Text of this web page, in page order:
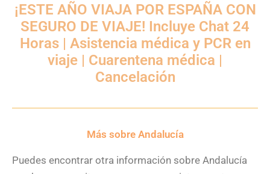
¡ESTE AÑO VIAJA POR ESPAÑA CON
SEGURO DE VIAJE! Incluye Chat 24
Horas | Asistencia médica y PCR en
viaje | Cuarentena médica |
Cancelación
Más sobre Andalucía
Puedes encontrar otra información sobre Andalucía